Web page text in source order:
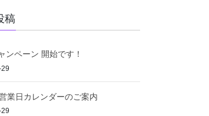
稿
ンペーン 開始です！
業日カレンダーのご案内